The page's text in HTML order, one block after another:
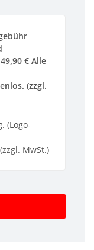
€ Alle
(zzgl.
(Logo-
MwSt.)